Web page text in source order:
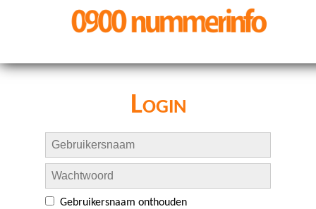
Login
Gebruikersnaam onthouden